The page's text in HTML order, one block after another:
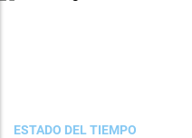
ESTADO DEL TIEMPO